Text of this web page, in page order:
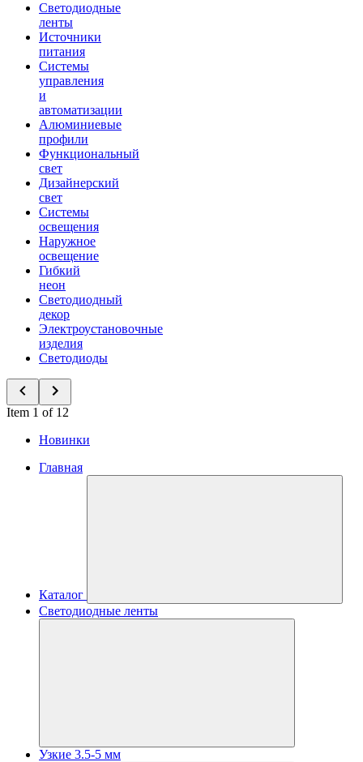
Светодиодные
ленты
Источники
питания
Системы
управления
и
автоматизации
Алюминиевые
профили
Функциональный
свет
Дизайнерский
свет
Системы
освещения
Наружное
освещение
Гибкий
неон
Светодиодный
декор
Электроустановочные
изделия
Светодиоды
Item 1 of 12
Новинки
Главная
Каталог
Светодиодные ленты
Узкие 3.5-5 мм